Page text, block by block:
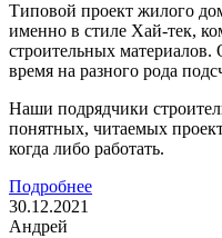
Типовой проект жилого
именно в стиле Хай-тек,
строительных
время на разного рода
Наши подрядчики
понятных, читаемых
когда либо работать.
Подробнее
30.12.2021
Андрей